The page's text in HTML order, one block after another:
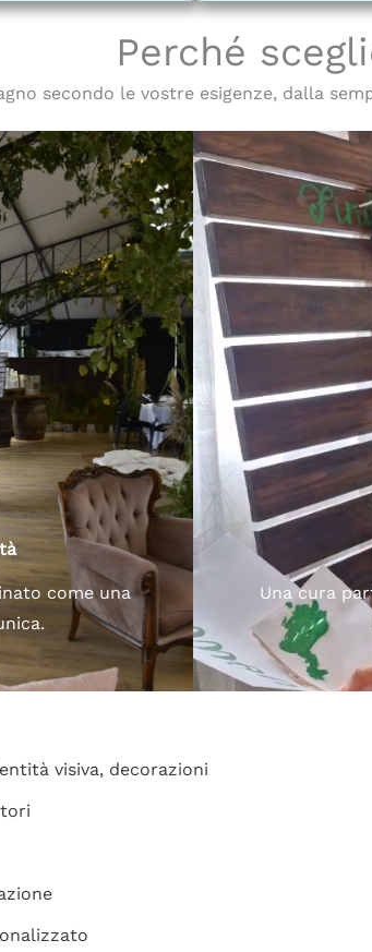
Perché
secondo le vostre esigenze, dalla
come una
Una cura
visiva, decorazioni